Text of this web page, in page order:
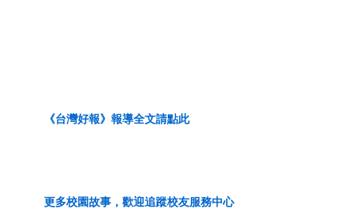
《台灣好報》 報導全文請點此
更多校園故事，歡迎追蹤校友服務中心